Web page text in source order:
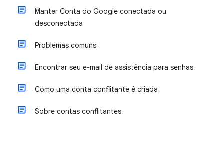
Manter Conta do Google conectada ou
desconectada
Problemas comuns
Encontrar seu e-mail de assistência para senhas
Como uma conta conflitante é criada
Sobre contas conflitantes